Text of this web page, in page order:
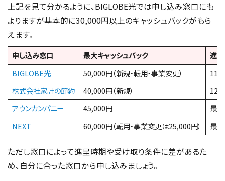
上記を見て分かるように、BIGLOBE光では申し込み窓口にも
よりますが基本的に30,000円以上のキャッシュバックがもら
えます。
申し込み窓口 最大キャッシュバック
進
BIGLOBE光
50,000円（新規・転用・事業変更）
11
株式会社家計の節約
40,000円（新規）
12
アウンカンパニー
45,000円
最
NEXT
60,000円（転用・事業変更は25,000円） 最
ただし窓口によって進呈時期や受け取り条件に差があるた
め、自分に合った窓口から申し込みましょう。